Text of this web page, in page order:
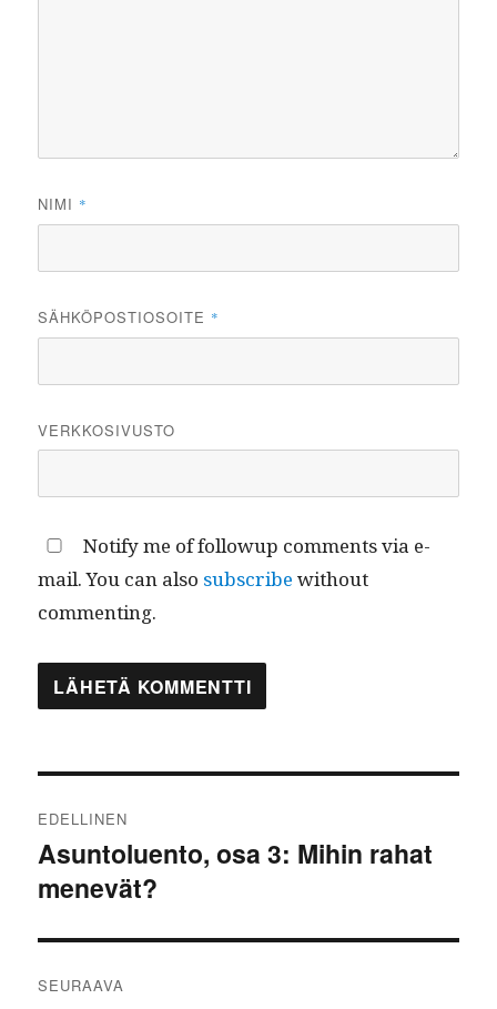
NIMI *
SÄHKÖPOSTIOSOITE *
VERKKOSIVUSTO
Notify me of followup comments via e-
mail. You can also subscribe without
commenting.
selaus
EDELLINEN
Edellinen
artikkeli:
Asuntoluento, osa 3: Mihin rahat
menevät?
SEURAAVA